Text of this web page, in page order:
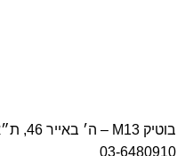
בוטיק M13 – ה׳ באייר 46, ת״א.
03-6480910